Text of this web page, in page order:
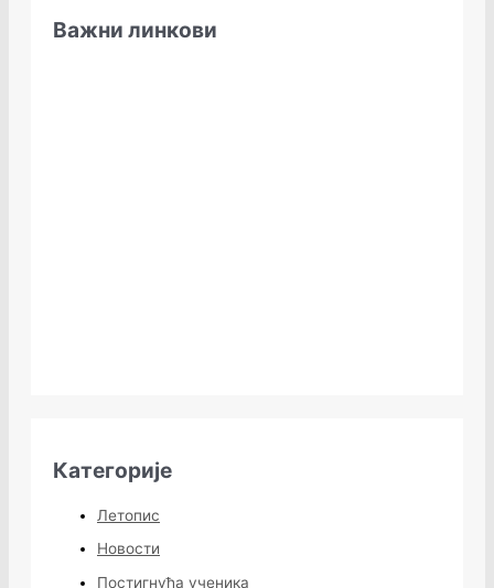
Важни линкови
Категорије
Летопис
Новости
Постигнућа ученика